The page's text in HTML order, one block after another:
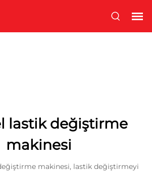
lastik değiştirme
makinesi
makinesi, lastik değiştirmeyi